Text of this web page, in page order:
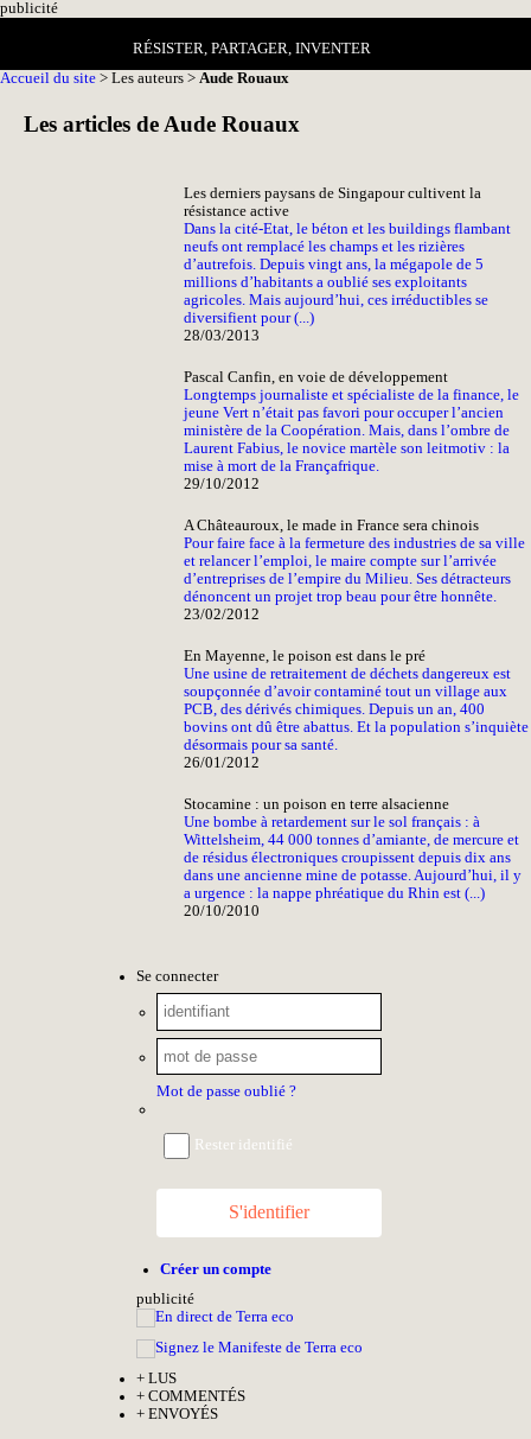
publicité
RÉSISTER, PARTAGER, INVENTER
Accueil du site > Les auteurs > Aude Rouaux
Les articles de Aude Rouaux
Les derniers paysans de Singapour cultivent la
résistance active
Dans la cité-Etat, le béton et les buildings flambant
neufs ont remplacé les champs et les rizières
d’autrefois. Depuis vingt ans, la mégapole de 5
millions d’habitants a oublié ses exploitants
agricoles. Mais aujourd’hui, ces irréductibles se
diversifient pour (...)
28/03/2013
Pascal Canfin, en voie de développement
Longtemps journaliste et spécialiste de la finance, le
jeune Vert n’était pas favori pour occuper l’ancien
ministère de la Coopération. Mais, dans l’ombre de
Laurent Fabius, le novice martèle son leitmotiv : la
mise à mort de la Françafrique.
29/10/2012
A Châteauroux, le made in France sera chinois
Pour faire face à la fermeture des industries de sa ville
et relancer l’emploi, le maire compte sur l’arrivée
d’entreprises de l’empire du Milieu. Ses détracteurs
dénoncent un projet trop beau pour être honnête.
23/02/2012
En Mayenne, le poison est dans le pré
Une usine de retraitement de déchets dangereux est
soupçonnée d’avoir contaminé tout un village aux
PCB, des dérivés chimiques. Depuis un an, 400
bovins ont dû être abattus. Et la population s’inquiète
désormais pour sa santé.
26/01/2012
Stocamine : un poison en terre alsacienne
Une bombe à retardement sur le sol français : à
Wittelsheim, 44 000 tonnes d’amiante, de mercure et
de résidus électroniques croupissent depuis dix ans
dans une ancienne mine de potasse. Aujourd’hui, il y
a urgence : la nappe phréatique du Rhin est (...)
20/10/2010
Se connecter
Mot de passe oublié ?
Rester identifié
S'identifier
Créer un compte
publicité
+ LUS
+ COMMENTÉS
+ ENVOYÉS